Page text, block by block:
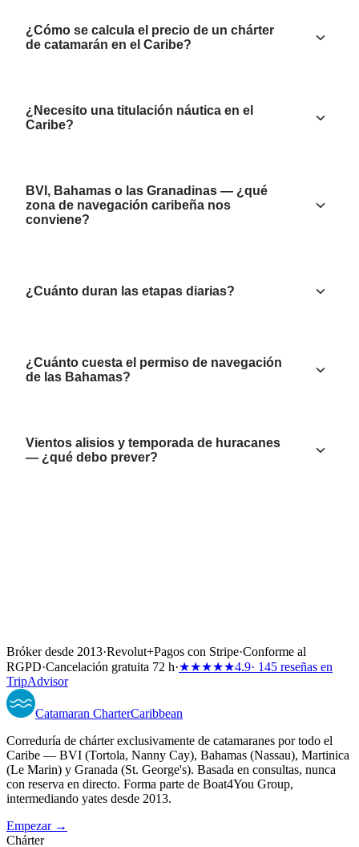
¿Cómo se calcula el precio de un chárter
de catamarán en el Caribe?
¿Necesito una titulación náutica en el
Caribe?
BVI, Bahamas o las Granadinas — ¿qué
zona de navegación caribeña nos
conviene?
¿Cuánto duran las etapas diarias?
¿Cuánto cuesta el permiso de navegación
de las Bahamas?
Vientos alisios y temporada de huracanes
— ¿qué debo prever?
Bróker desde 2013·Revolut+Pagos con Stripe·Conforme al
RGPD·Cancelación gratuita 72 h·★★★★★4.9· 145 reseñas en
TripAdvisor
Catamaran CharterCaribbean
Correduría de chárter exclusivamente de catamaranes por todo el
Caribe — BVI (Tortola, Nanny Cay), Bahamas (Nassau), Martinica
(Le Marin) y Granada (St. George's). Basada en consultas, nunca
con reserva en directo. Forma parte de Boat4You Group,
intermediando yates desde 2013.
Empezar →
Chárter